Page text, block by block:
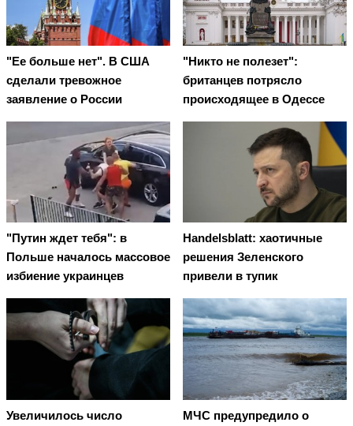
"Ее больше нет". В США
сделали тревожное
заявление о России
"Никто не полезет":
британцев потрясло
происходящее в Одессе
"Путин ждет тебя": в
Польше началось массовое
избиение украинцев
Handelsblatt: хаотичные
решения Зеленского
привели в тупик
Увеличилось число
МЧС предупредило о